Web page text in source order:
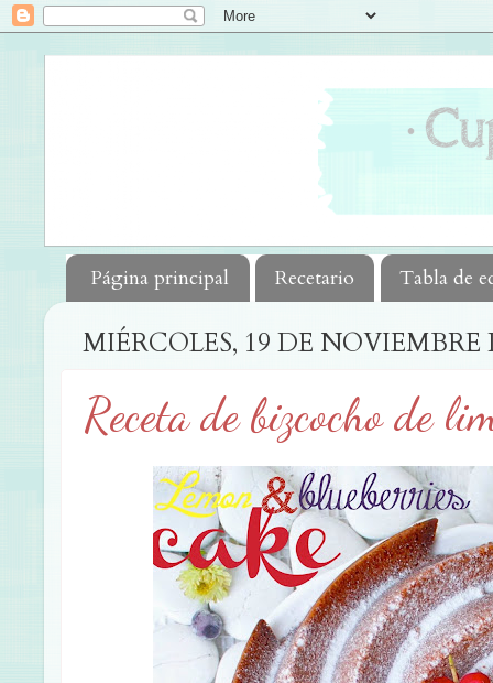
Página principal Recetario Tabla de
MIÉRCOLES, 19 DE NOVIEMBRE
Receta de bizcocho de